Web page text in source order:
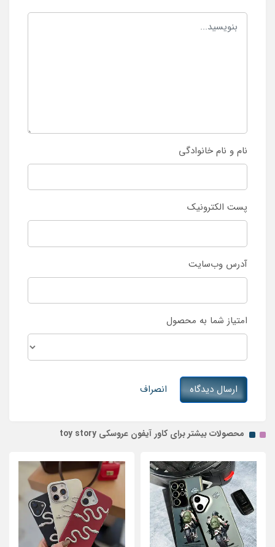
نام و نام خانوادگی
پست الکترونیک
آدرس وب‌سایت
امتیاز شما به محصول
ارسال دیدگاه انصراف
محصولات بیشتر برای کاور آیفون عروسکی toy story